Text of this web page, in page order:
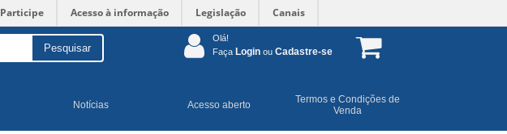
Participe Acesso à informação Legislação Canais
Pesquisar
Olá!
Faça Login ou Cadastre-se
Notícias Acesso aberto
Termos e Condições de
Venda